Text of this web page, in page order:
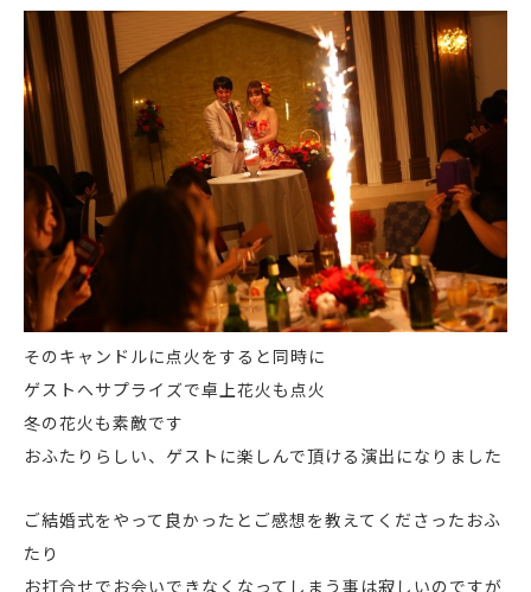
そのキャンドルに点火をすると同時に
ゲストへサプライズで卓上花火も点火
冬の花火も素敵です
おふたりらしい、ゲストに楽しんで頂ける演出になりました
ご結婚式をやって良かったとご感想を教えてくださったおふ
たり
お打合せでお会いできなくなってしまう事は寂しいのですが